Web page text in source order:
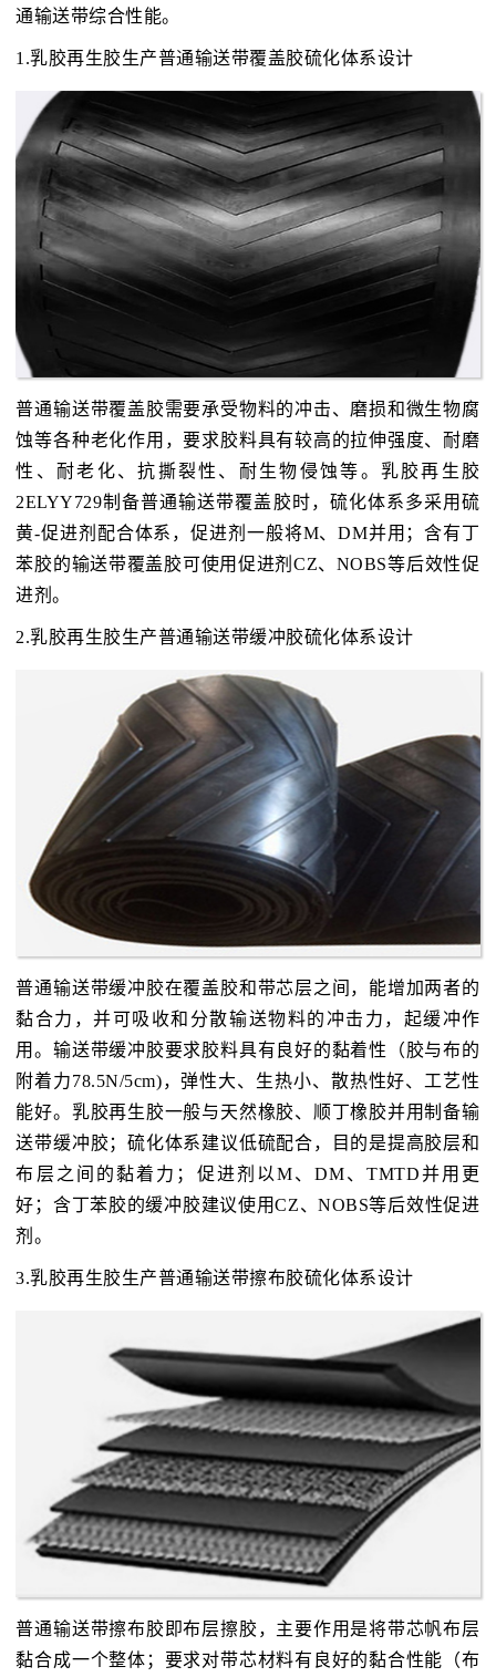
通输送带综合性能。
1.乳胶再生胶生产普通输送带覆盖胶硫化体系设计
普通输送带覆盖胶需要承受物料的冲击、磨损和微生物腐
蚀等各种老化作用，要求胶料具有较高的拉伸强度、耐磨
性、耐老化、抗撕裂性、耐生物侵蚀等。乳胶再生胶
2ELYY729制备普通输送带覆盖胶时，硫化体系多采用硫
黄-促进剂配合体系，促进剂一般将M、DM并用；含有丁
苯胶的输送带覆盖胶可使用促进剂CZ、NOBS等后效性促
进剂。
2.乳胶再生胶生产普通输送带缓冲胶硫化体系设计
普通输送带缓冲胶在覆盖胶和带芯层之间，能增加两者的
黏合力，并可吸收和分散输送物料的冲击力，起缓冲作
用。输送带缓冲胶要求胶料具有良好的黏着性（胶与布的
附着力78.5N/5cm)，弹性大、生热小、散热性好、工艺性
能好。乳胶再生胶一般与天然橡胶、顺丁橡胶并用制备输
送带缓冲胶；硫化体系建议低硫配合，目的是提高胶层和
布层之间的黏着力；促进剂以M、DM、TMTD并用更
好；含丁苯胶的缓冲胶建议使用CZ、NOBS等后效性促进
剂。
3.乳胶再生胶生产普通输送带擦布胶硫化体系设计
普通输送带擦布胶即布层擦胶，主要作用是将带芯帆布层
黏合成一个整体；要求对带芯材料有良好的黏合性能（布